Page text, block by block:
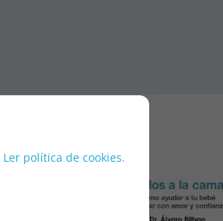
Ler política de cookies.